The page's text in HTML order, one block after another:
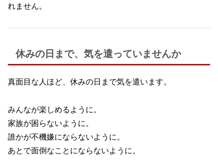
れません。
休みの日まで、気を遣っていませんか
真面目な人ほど、休みの日まで気を遣います。
みんなが楽しめるように。
家族が困らないように。
誰かが不機嫌にならないように。
あとで面倒なことにならないように。